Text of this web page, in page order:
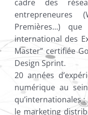
cadre des
entrepreneures
Premières…)
international des
Master” certifiée
Design Sprint.
20 années
numérique au
qu’internationales :
le marketing